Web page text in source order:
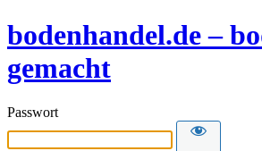
bodenhandel.de –
gemacht
Passwort